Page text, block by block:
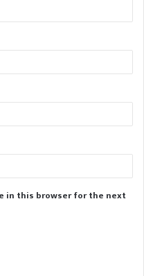
in this browser for the next